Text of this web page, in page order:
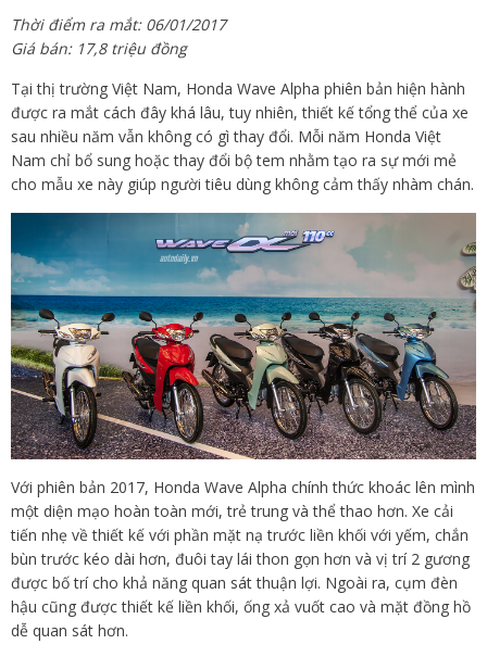
Thời điểm ra mắt: 06/01/2017
Giá bán: 17,8 triệu đồng
Tại thị trường Việt Nam, Honda Wave Alpha phiên bản hiện hành
được ra mắt cách đây khá lâu, tuy nhiên, thiết kế tổng thể của xe
sau nhiều năm vẫn không có gì thay đổi. Mỗi năm Honda Việt
Nam chỉ bổ sung hoặc thay đổi bộ tem nhằm tạo ra sự mới mẻ
cho mẫu xe này giúp người tiêu dùng không cảm thấy nhàm chán.
Với phiên bản 2017, Honda Wave Alpha chính thức khoác lên mình
một diện mạo hoàn toàn mới, trẻ trung và thể thao hơn. Xe cải
tiến nhẹ về thiết kế với phần mặt nạ trước liền khối với yếm, chắn
bùn trước kéo dài hơn, đuôi tay lái thon gọn hơn và vị trí 2 gương
được bố trí cho khả năng quan sát thuận lợi. Ngoài ra, cụm đèn
hậu cũng được thiết kế liền khối, ống xả vuốt cao và mặt đồng hồ
dễ quan sát hơn.